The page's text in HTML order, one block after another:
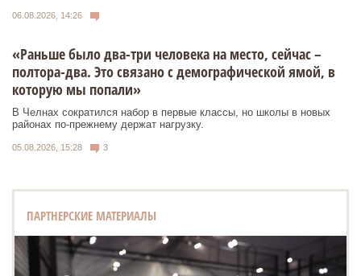
06.08.2026, 14:26
«Раньше было два-три человека на место, сейчас –
полтора-два. Это связано с демографической ямой, в
которую мы попали»
В Челнах сократился набор в первые классы, но школы в новых
районах по-прежнему держат нагрузку.
05.08.2026, 15:28 3
ПАРТНЕРСКИЕ МАТЕРИАЛЫ